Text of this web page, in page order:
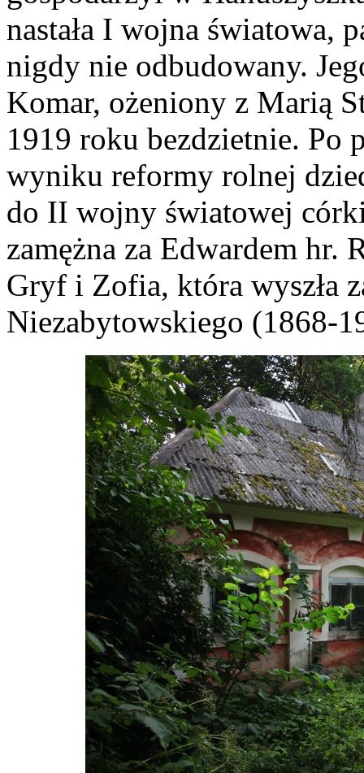
nastała I wojna światowa,
nigdy nie odbudowany.
Komar, ożeniony z Marią
1919 roku bezdzietnie. Po
wyniku reformy rolnej
do II wojny światowej córki
zamężna za Edwardem hr.
Gryf i Zofia, która wyszła
Niezabytowskiego (1868-